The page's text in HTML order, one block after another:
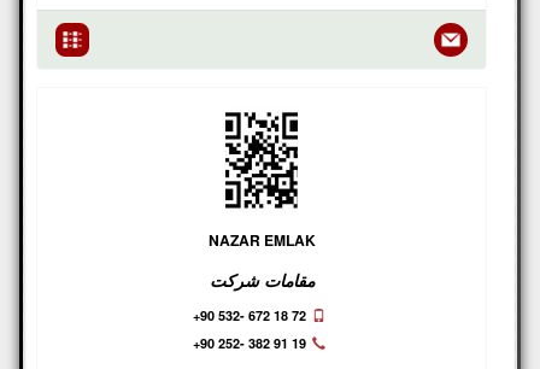
NAZAR EMLAK
مقامات شرکت
+90 532- 672 18 72
+90 252- 382 91 19